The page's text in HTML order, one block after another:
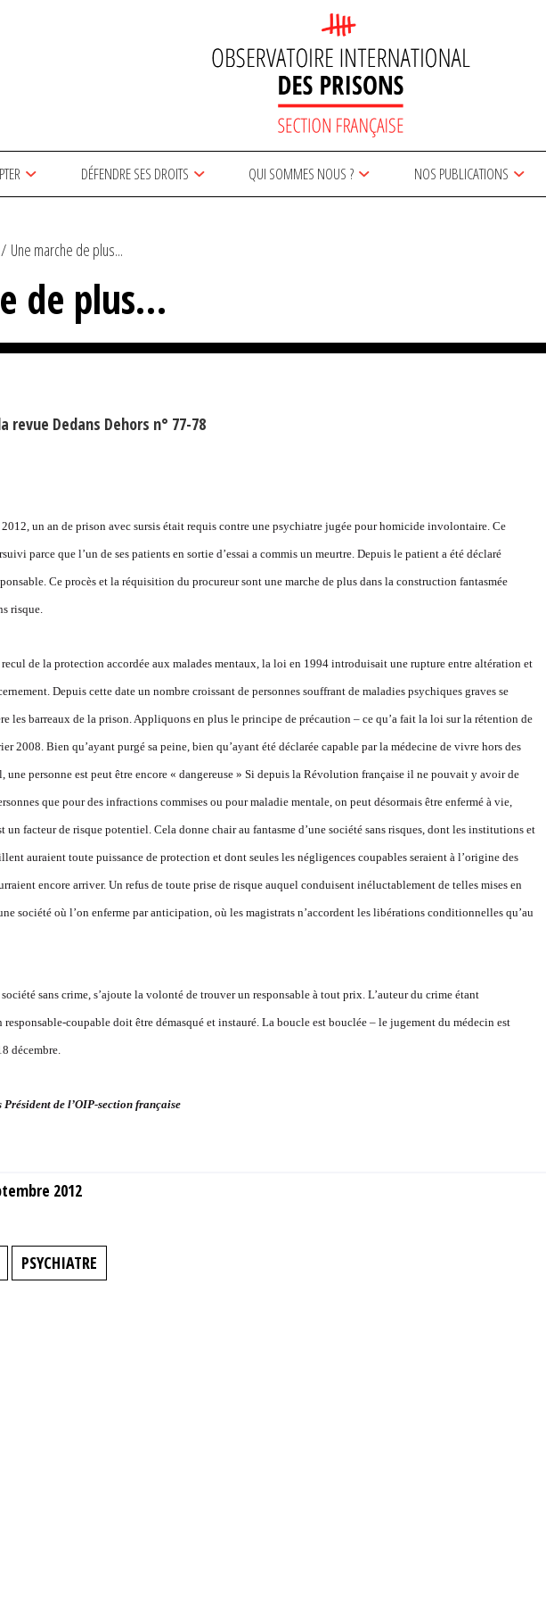
DÉFENDRE SES DROITS QUI SOMMES NOUS ? NOS PUBLICATIONS
Une marche de plus...
de plus…
revue Dedans Dehors n° 77-78
un an de prison avec sursis était requis contre une psychiatre jugée pour homicide involontaire. Ce
parce que l’un de ses patients en sortie d’essai a commis un meurtre. Depuis le patient a été déclaré
Ce procès et la réquisition du procureur sont une marche de plus dans la construction fantasmée
risque.
de la protection accordée aux malades mentaux, la loi en 1994 introduisait une rupture entre altération et
Depuis cette date un nombre croissant de personnes souffrant de maladies psychiques graves se
les barreaux de la prison. Appliquons en plus le principe de précaution – ce qu’a fait la loi sur la rétention de
2008. Bien qu’ayant purgé sa peine, bien qu’ayant été déclarée capable par la médecine de vivre hors des
une personne est peut être encore « dangereuse » Si depuis la Révolution française il ne pouvait y avoir de
que pour des infractions commises ou pour maladie mentale, on peut désormais être enfermé à vie,
un facteur de risque potentiel. Cela donne chair au fantasme d’une société sans risques, dont les institutions et
auraient toute puissance de protection et dont seules les négligences coupables seraient à l’origine des
encore arriver. Un refus de toute prise de risque auquel conduisent inéluctablement de telles mises en
société où l’on enferme par anticipation, où les magistrats n’accordent les libérations conditionnelles qu’au
société sans crime, s’ajoute la volonté de trouver un responsable à tout prix. L’auteur du crime étant
responsable-coupable doit être démasqué et instauré. La boucle est bouclée – le jugement du médecin est
décembre.
de l’OIP-section française
2012
PSYCHIATRE